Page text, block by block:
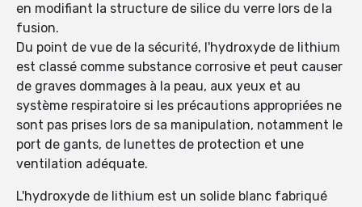
en modifiant la structure de silice du verre lors de la
fusion.
Du point de vue de la sécurité, l'hydroxyde de lithium
est classé comme substance corrosive et peut causer
de graves dommages à la peau, aux yeux et au
système respiratoire si les précautions appropriées ne
sont pas prises lors de sa manipulation, notamment le
port de gants, de lunettes de protection et une
ventilation adéquate.
L'hydroxyde de lithium est un solide blanc fabriqué